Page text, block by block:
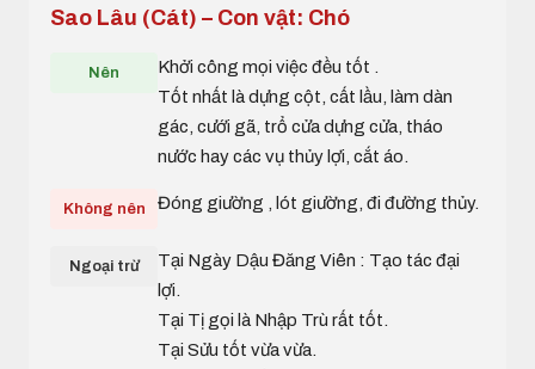
Sao Lâu (Cát) – Con vật: Chó
Nên
Khởi công mọi việc đều tốt .
Tốt nhất là dựng cột, cất lầu, làm dàn
gác, cưới gã, trổ cửa dựng cửa, tháo
nước hay các vụ thủy lợi, cắt áo.
Không nên Đóng giường , lót giường, đi đường thủy.
Ngoại trừ
Tại Ngày Dậu Đăng Viên : Tạo tác đại
lợi.
Tại Tị gọi là Nhập Trù rất tốt.
Tại Sửu tốt vừa vừa.